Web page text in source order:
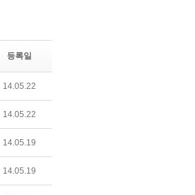
등록일
14.05.22
14.05.22
14.05.19
14.05.19